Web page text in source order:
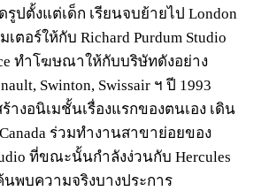
ปตั้งแต่เด็ก เรียนจบย้ายไป London
ตอร์ให้กับ Richard Purdum Studio
ทำโฆษณาให้กับบริษัทดังอย่าง
Swinton, Swissair ฯ ปี 1993
างอนิเมชั้นเรื่องแรกของตนเอง เดิน
ร่วมทำงานสาขาย่อยของ
ที่ขณะนั้นกำลังง่วนกับ Hercules
นพบความจริงบางประการ